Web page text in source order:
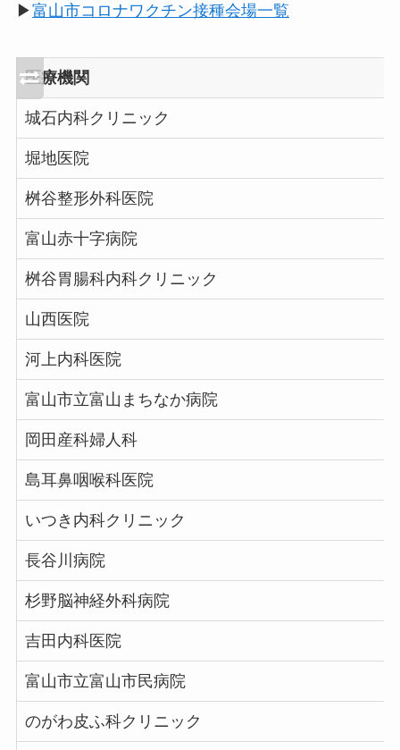
▶︎富山市コロナワクチン接種会場一覧
医療機関
城石内科クリニック
堀地医院
桝谷整形外科医院
富山赤十字病院
桝谷胃腸科内科クリニック
山西医院
河上内科医院
富山市立富山まちなか病院
岡田産科婦人科
島耳鼻咽喉科医院
いつき内科クリニック
長谷川病院
杉野脳神経外科病院
吉田内科医院
富山市立富山市民病院
のがわ皮ふ科クリニック